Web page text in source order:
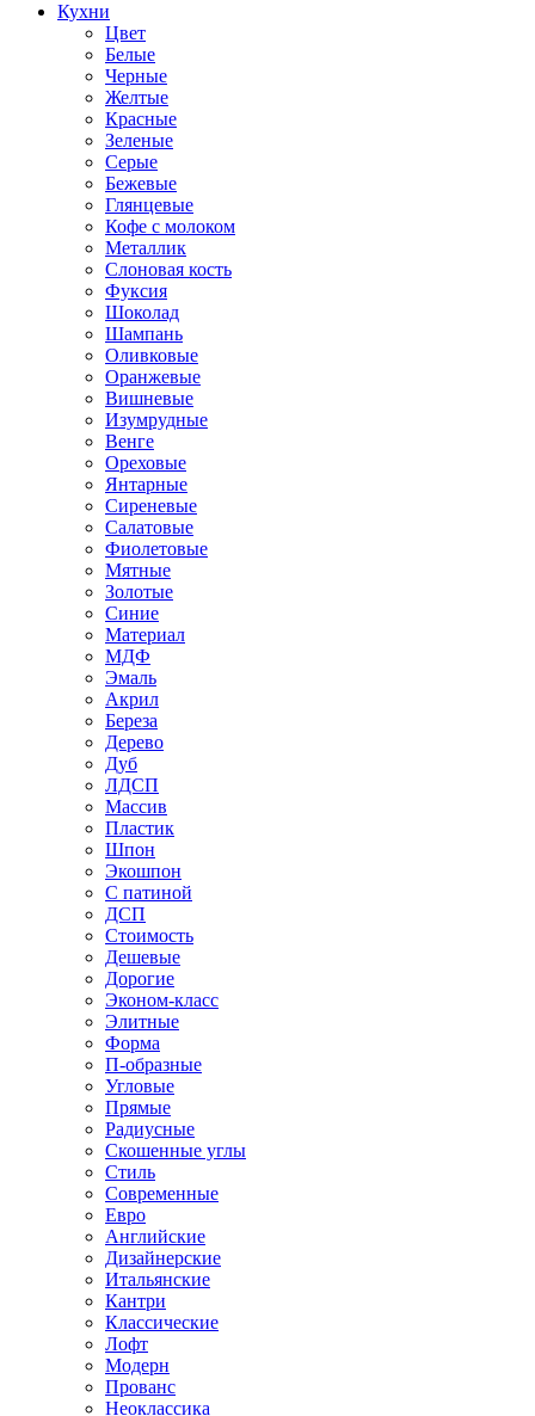
Кухни
Цвет
Белые
Черные
Желтые
Красные
Зеленые
Серые
Бежевые
Глянцевые
Кофе с молоком
Металлик
Слоновая кость
Фуксия
Шоколад
Шампань
Оливковые
Оранжевые
Вишневые
Изумрудные
Венге
Ореховые
Янтарные
Сиреневые
Салатовые
Фиолетовые
Мятные
Золотые
Синие
Материал
МДФ
Эмаль
Акрил
Береза
Дерево
Дуб
ЛДСП
Массив
Пластик
Шпон
Экошпон
С патиной
ДСП
Стоимость
Дешевые
Дорогие
Эконом-класс
Элитные
Форма
П-образные
Угловые
Прямые
Радиусные
Скошенные углы
Стиль
Современные
Евро
Английские
Дизайнерские
Итальянские
Кантри
Классические
Лофт
Модерн
Прованс
Неоклассика